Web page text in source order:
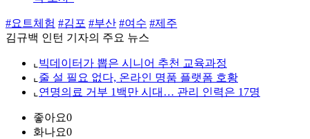
#요트체험 #김포 #부산 #여수 #제주
김규백 인턴 기자의 주요 뉴스
⌞ 빅데이터가 뽑은 시니어 추천 교육과정
⌞ 줄 설 필요 없다, 온라인 명품 플랫폼 호황
⌞ 연명의료 거부 1백만 시대… 관리 인력은 17명
좋아요0
화나요0